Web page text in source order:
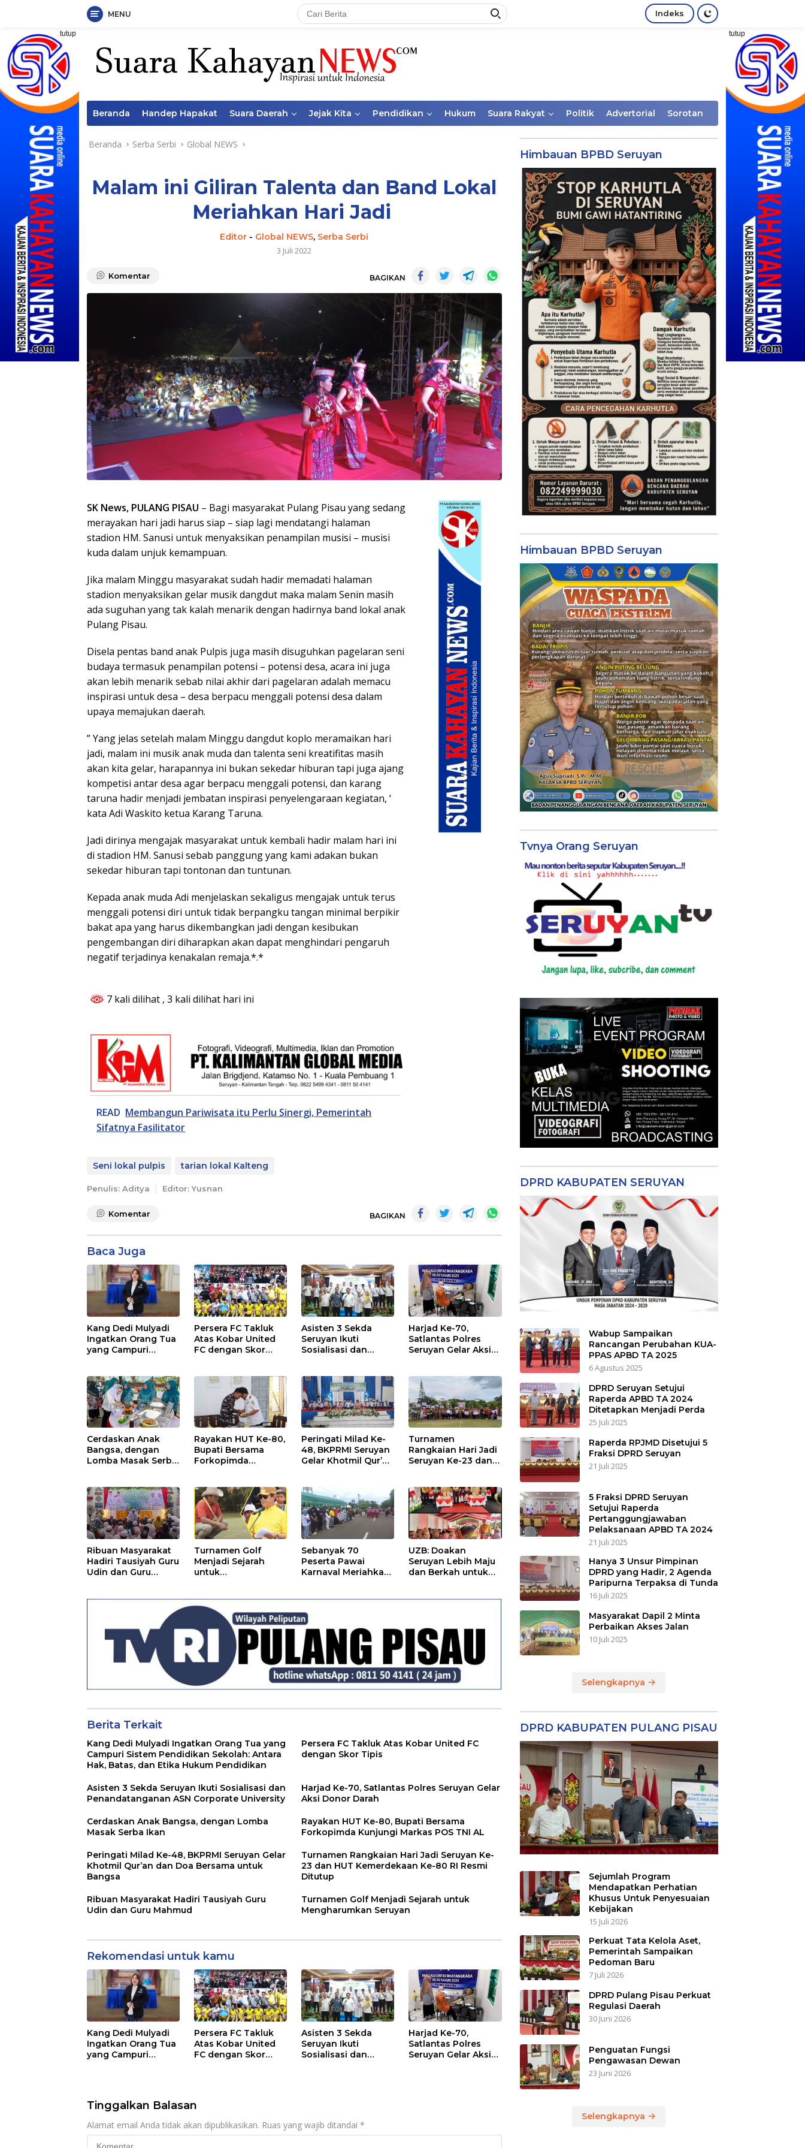
Langsung
konten
MENU Indeks
tutup tutup
Beranda Handep Hapakat Suara Daerah Jejak Kita Pendidikan Hukum Suara Rakyat Politik Advertorial Sorotan
Beranda Serba Serbi Global NEWS
Malam ini Giliran Talenta dan Band Lokal
Meriahkan Hari Jadi
Editor - Global NEWS, Serba Serbi
3 Juli 2022
Komentar BAGIKAN
SK News, PULANG PISAU – Bagi masyarakat Pulang Pisau yang sedang
merayakan hari jadi harus siap – siap lagi mendatangi halaman
stadion HM. Sanusi untuk menyaksikan penampilan musisi – musisi
kuda dalam unjuk kemampuan.
Jika malam Minggu masyarakat sudah hadir memadati halaman
stadion menyaksikan gelar musik dangdut maka malam Senin masih
ada suguhan yang tak kalah menarik dengan hadirnya band lokal anak
Pulang Pisau.
Disela pentas band anak Pulpis juga masih disuguhkan pagelaran seni
budaya termasuk penampilan potensi – potensi desa, acara ini juga
akan lebih menarik sebab nilai akhir dari pagelaran adalah memacu
inspirasi untuk desa – desa berpacu menggali potensi desa dalam
upaya memajukan daerah.
” Yang jelas setelah malam Minggu dangdut koplo meramaikan hari
jadi, malam ini musik anak muda dan talenta seni kreatifitas masih
akan kita gelar, harapannya ini bukan sekedar hiburan tapi juga ajang
kompetisi antar desa agar berpacu menggali potensi, dan karang
taruna hadir menjadi jembatan inspirasi penyelengaraan kegiatan, ‘
kata Adi Waskito ketua Karang Taruna.
Jadi dirinya mengajak masyarakat untuk kembali hadir malam hari ini
di stadion HM. Sanusi sebab panggung yang kami adakan bukan
sekedar hiburan tapi tontonan dan tuntunan.
Kepada anak muda Adi menjelaskan sekaligus mengajak untuk terus
menggali potensi diri untuk tidak berpangku tangan minimal berpikir
bakat apa yang harus dikembangkan jadi dengan kesibukan
pengembangan diri diharapkan akan dapat menghindari pengaruh
negatif terjadinya kenakalan remaja.*.*
7 kali dilihat , 3 kali dilihat hari ini
READ Membangun Pariwisata itu Perlu Sinergi, Pemerintah
Sifatnya Fasilitator
Seni lokal pulpis tarian lokal Kalteng
Penulis: Aditya Editor: Yusnan
Komentar BAGIKAN
Baca Juga
Kang Dedi Mulyadi
Ingatkan Orang Tua
yang Campuri
Batas, dan Etika
Hukum Pendidikan
Persera FC Takluk
Atas Kobar United
FC dengan Skor
Asisten 3 Sekda
Seruyan Ikuti
Sosialisasi dan
University
Harjad Ke-70,
Satlantas Polres
Seruyan Gelar Aksi
Cerdaskan Anak
Bangsa, dengan
Lomba Masak Serba
Rayakan HUT Ke-80,
Bupati Bersama
Forkopimda
Peringati Milad Ke-
48, BKPRMI Seruyan
Gelar Khotmil Qur’an
Turnamen
Rangkaian Hari Jadi
Seruyan Ke-23 dan
Ditutup
Ribuan Masyarakat
Hadiri Tausiyah Guru
Udin dan Guru
Turnamen Golf
Menjadi Sejarah
untuk
Sebanyak 70
Peserta Pawai
Karnaval Meriahkan
UZB: Doakan
Seruyan Lebih Maju
dan Berkah untuk
Berita Terkait
Kang Dedi Mulyadi Ingatkan Orang Tua yang
Campuri Sistem Pendidikan Sekolah: Antara
Hak, Batas, dan Etika Hukum Pendidikan
Persera FC Takluk Atas Kobar United FC
dengan Skor Tipis
Asisten 3 Sekda Seruyan Ikuti Sosialisasi dan
Penandatanganan ASN Corporate University
Harjad Ke-70, Satlantas Polres Seruyan Gelar
Aksi Donor Darah
Cerdaskan Anak Bangsa, dengan Lomba
Masak Serba Ikan
Rayakan HUT Ke-80, Bupati Bersama
Forkopimda Kunjungi Markas POS TNI AL
Peringati Milad Ke-48, BKPRMI Seruyan Gelar
Khotmil Qur’an dan Doa Bersama untuk
Bangsa
Turnamen Rangkaian Hari Jadi Seruyan Ke-
23 dan HUT Kemerdekaan Ke-80 RI Resmi
Ditutup
Ribuan Masyarakat Hadiri Tausiyah Guru
Udin dan Guru Mahmud
Turnamen Golf Menjadi Sejarah untuk
Mengharumkan Seruyan
Rekomendasi untuk kamu
Kang Dedi Mulyadi
Ingatkan Orang Tua
yang Campuri
Hukum Pendidikan
Persera FC Takluk
Atas Kobar United
FC dengan Skor
Asisten 3 Sekda
Seruyan Ikuti
Sosialisasi dan
Harjad Ke-70,
Satlantas Polres
Seruyan Gelar Aksi
Tinggalkan Balasan
Alamat email Anda tidak akan dipublikasikan. Ruas yang wajib ditandai *
Himbauan BPBD Seruyan
Himbauan BPBD Seruyan
Tvnya Orang Seruyan
DPRD KABUPATEN SERUYAN
Wabup Sampaikan
Rancangan Perubahan KUA-
PPAS APBD TA 2025
6 Agustus 2025
DPRD Seruyan Setujui
Raperda APBD TA 2024
Ditetapkan Menjadi Perda
25 Juli 2025
Raperda RPJMD Disetujui 5
Fraksi DPRD Seruyan
21 Juli 2025
5 Fraksi DPRD Seruyan
Setujui Raperda
Pertanggungjawaban
Pelaksanaan APBD TA 2024
21 Juli 2025
Hanya 3 Unsur Pimpinan
DPRD yang Hadir, 2 Agenda
Paripurna Terpaksa di Tunda
16 Juli 2025
Masyarakat Dapil 2 Minta
Perbaikan Akses Jalan
10 Juli 2025
Selengkapnya
DPRD KABUPATEN PULANG PISAU
Sejumlah Program
Mendapatkan Perhatian
Khusus Untuk Penyesuaian
Kebijakan
15 Juli 2026
Perkuat Tata Kelola Aset,
Pemerintah Sampaikan
Pedoman Baru
7 Juli 2026
DPRD Pulang Pisau Perkuat
Regulasi Daerah
30 Juni 2026
Penguatan Fungsi
Pengawasan Dewan
23 Juni 2026
Selengkapnya